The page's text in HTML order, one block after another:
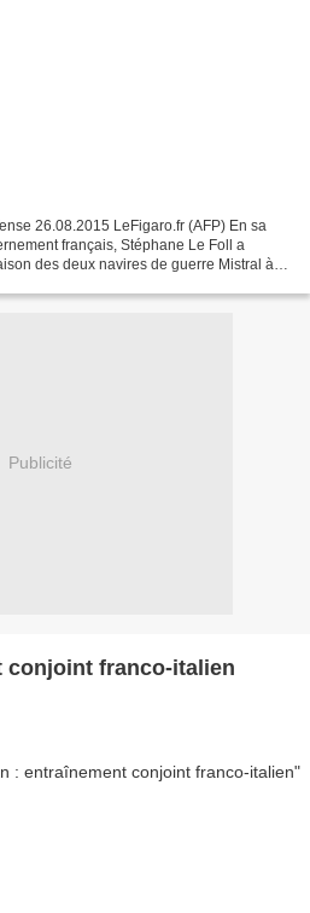
26.08.2015 LeFigaro.fr (AFP) En sa
français, Stéphane Le Foll a
des deux navires de guerre Mistral à la
Publicité
conjoint franco-italien